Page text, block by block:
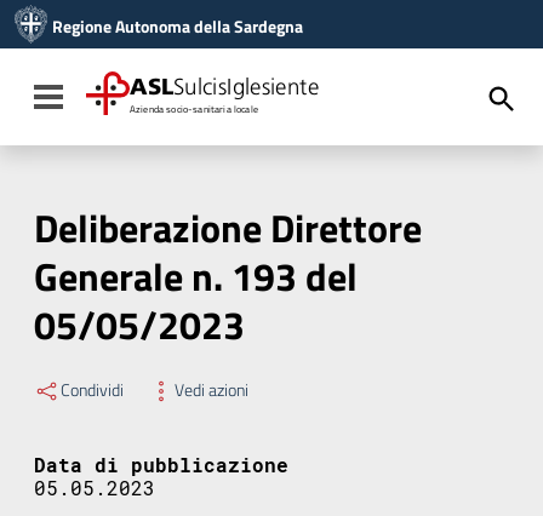
Vai al menu di navigazione
Vai al footer
Regione Autonoma della Sardegna
Toggle navigation
ASLSulcisIglesiente
Azienda socio-sanitaria locale
Deliberazione Direttore
Generale n. 193 del
05/05/2023
Condividi Vedi azioni
Data di pubblicazione
05.05.2023